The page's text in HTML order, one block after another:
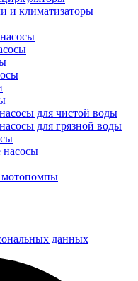
и климатизаторы
для чистой воды
для грязной воды
насосы
мотопомпы
данных